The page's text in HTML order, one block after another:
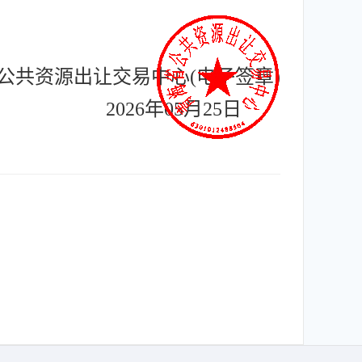
共资源出让交易中心(电子签章)
2026年05月25日